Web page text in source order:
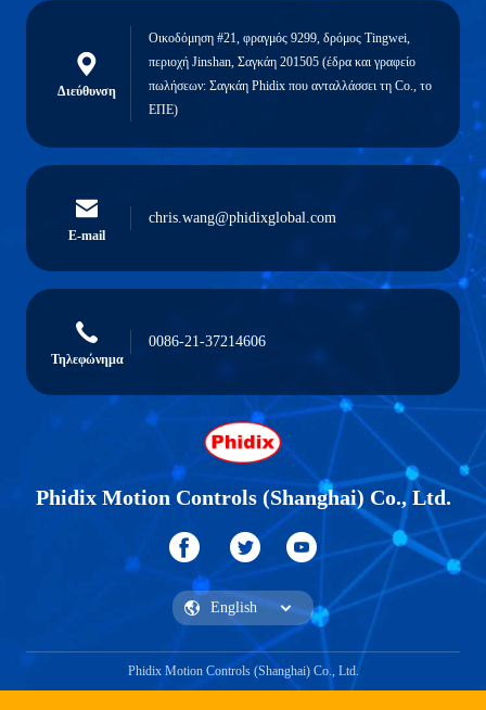
Διεύθυνση
Οικοδόμηση #21, φραγμός 9299, δρόμος Tingwei,
περιοχή Jinshan, Σαγκάη 201505 (έδρα και γραφείο
πωλήσεων: Σαγκάη Phidix που ανταλλάσσει τη Co., το
ΕΠΕ)
E-mail
chris.wang@phidixglobal.com
Τηλεφώνημα
0086-21-37214606
Phidix Motion Controls (Shanghai) Co., Ltd.
Phidix Motion Controls (Shanghai) Co., Ltd.